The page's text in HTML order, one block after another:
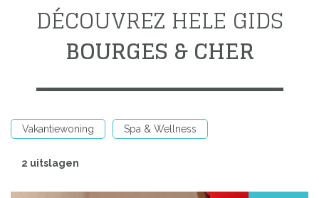
DÉCOUVREZ HELE GIDS
BOURGES & CHER
Vakantiewoning Spa & Wellness
2 uitslagen